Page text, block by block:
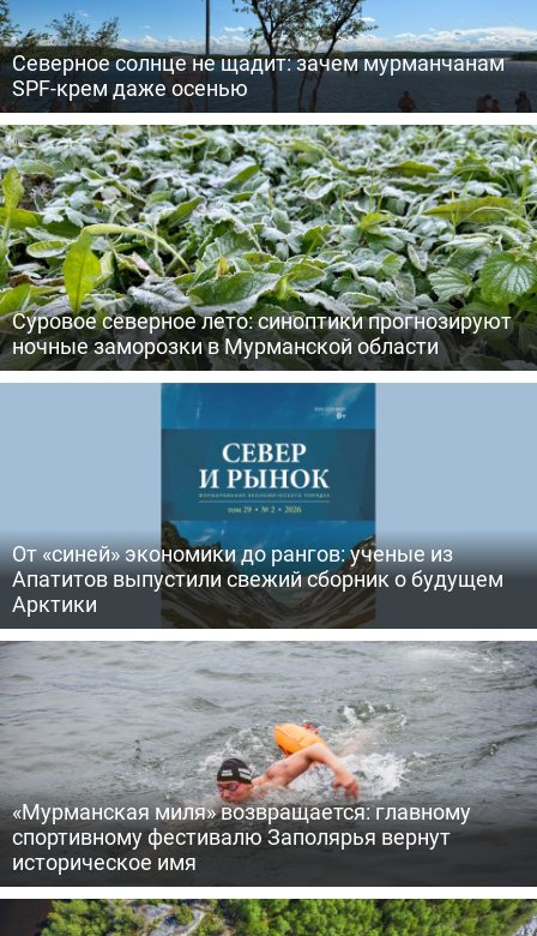
Северное солнце не щадит: зачем мурманчанам
SPF-крем даже осенью
Суровое северное лето: синоптики прогнозируют
ночные заморозки в Мурманской области
От «синей» экономики до рангов: ученые из
Апатитов выпустили свежий сборник о будущем
Арктики
«Мурманская миля» возвращается: главному
спортивному фестивалю Заполярья вернут
историческое имя